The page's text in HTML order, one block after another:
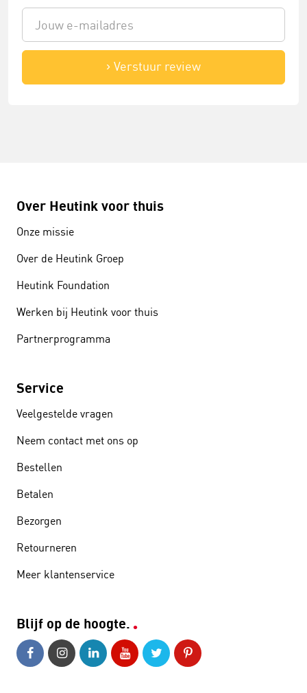
Verstuur review
Over Heutink voor thuis
Onze missie
Over de Heutink Groep
Heutink Foundation
Werken bij Heutink voor thuis
Partnerprogramma
Service
Veelgestelde vragen
Neem contact met ons op
Bestellen
Betalen
Bezorgen
Retourneren
Meer klantenservice
Blijf op de hoogte.